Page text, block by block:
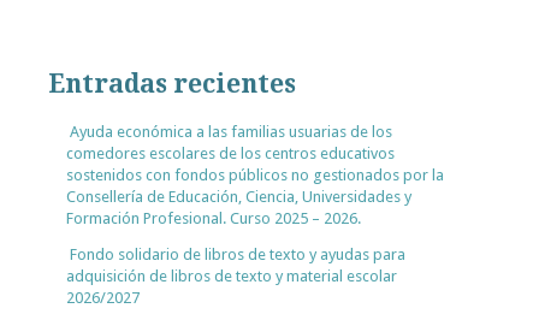
Entradas recientes
Ayuda económica a las familias usuarias de los
comedores escolares de los centros educativos
sostenidos con fondos públicos no gestionados por la
Consellería de Educación, Ciencia, Universidades y
Formación Profesional. Curso 2025 – 2026.
Fondo solidario de libros de texto y ayudas para
adquisición de libros de texto y material escolar
2026/2027